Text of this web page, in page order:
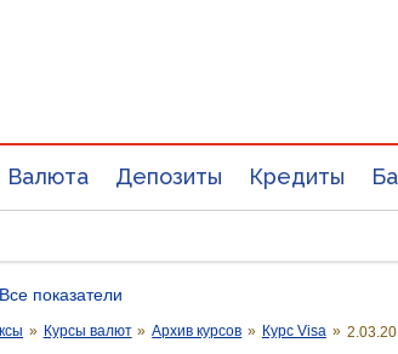
Валюта Депозиты Кредиты
Все показатели
» Курсы валют » Архив курсов » Курс Visa »